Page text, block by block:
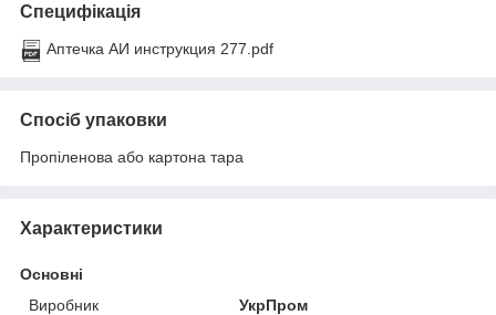
Специфікація
Аптечка АИ инструкция 277.pdf
Спосіб упаковки
Пропіленова або картона тара
Характеристики
Основні
Виробник
УкрПром